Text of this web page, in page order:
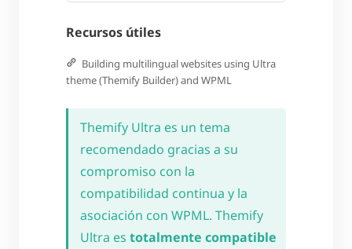
Recursos útiles
Building multilingual websites using Ultra
theme (Themify Builder) and WPML
Themify Ultra es un tema
recomendado gracias a su
compromiso con la
compatibilidad continua y la
asociación con WPML. Themify
Ultra es totalmente compatible